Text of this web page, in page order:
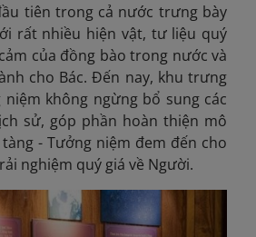
tiên trong cả nước trưng bày
rất nhiều hiện vật, tư liệu quý
của đồng bào trong nước và
cho Bác. Đến nay, khu trưng
không ngừng bổ sung các
sử, góp phần hoàn thiện mô
- Tưởng niệm đem đến cho
nghiệm quý giá về Người.